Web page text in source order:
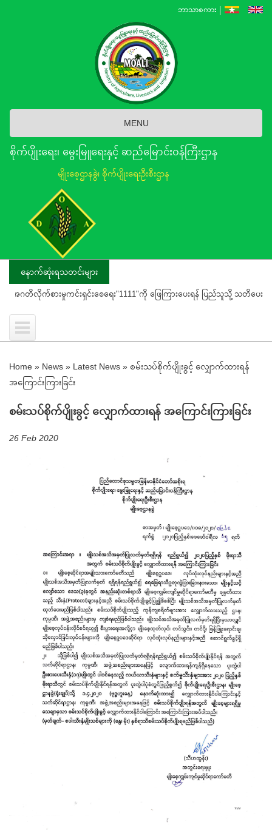
ဘာသာစကား
MENU
စိုက်ပျိုးရေး၊ မွေးမြူရေးနှင့် ဆည်မြောင်း၀န်ကြီးဌာန
မျိုးစေ့ဌာနခွဲ၊ စိုက်ပျိုးရေးဦးစီးဌာန
နောက်ဆုံးရသတင်းများ
က်စားမှုကင်းရှင်းစေရေး"1111"ကို ဖြေကြားပေးရန် ပြည်သူသို့ သတိပေးနှိုးဆော်ခြင်း
Home » News » Latest News » စမ်းသပ်စိုက်ပျိုးခွင့် လျှောက်ထားရန်
အကြောင်းကြားခြင်း
စမ်းသပ်စိုက်ပျိုးခွင့် လျှောက်ထားရန် အကြောင်းကြားခြင်း
26 Feb 2020